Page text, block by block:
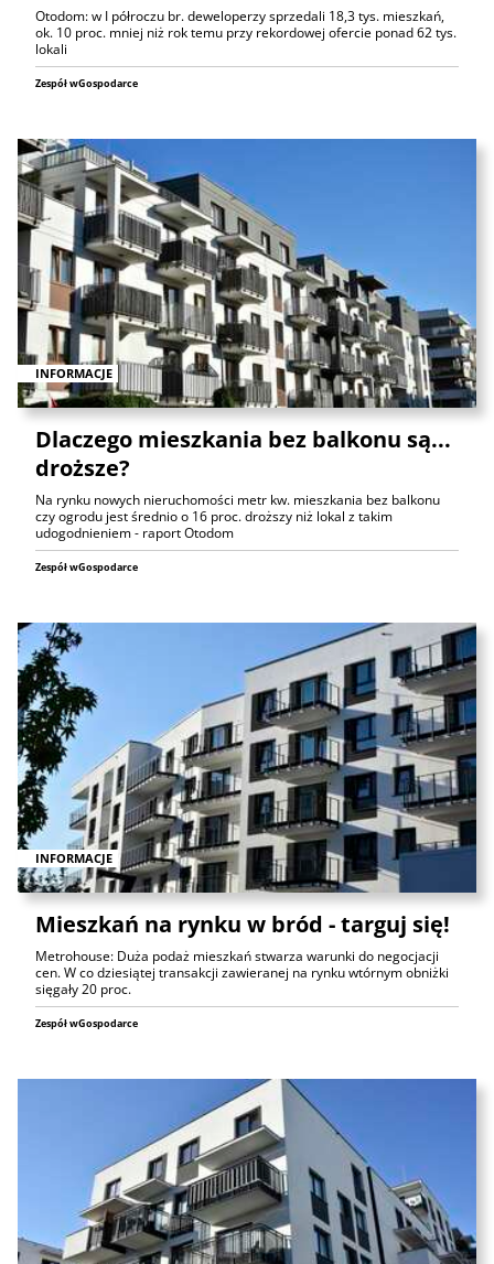
Otodom: w I półroczu br. deweloperzy sprzedali 18,3 tys. mieszkań,
ok. 10 proc. mniej niż rok temu przy rekordowej ofercie ponad 62 tys.
lokali
Zespół wGospodarce
INFORMACJE
Dlaczego mieszkania bez balkonu są...
droższe?
Na rynku nowych nieruchomości metr kw. mieszkania bez balkonu
czy ogrodu jest średnio o 16 proc. droższy niż lokal z takim
udogodnieniem - raport Otodom
Zespół wGospodarce
INFORMACJE
Mieszkań na rynku w bród - targuj się!
Metrohouse: Duża podaż mieszkań stwarza warunki do negocjacji
cen. W co dziesiątej transakcji zawieranej na rynku wtórnym obniżki
sięgały 20 proc.
Zespół wGospodarce